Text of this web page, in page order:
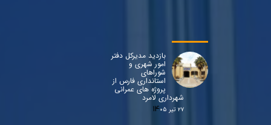
بازدید مدیرکل دفتر
امور شهری و
شوراهای
استانداری فارس از
پروژه های عمرانی
شهرداری لامرد
۲۷ تیر ۰۵